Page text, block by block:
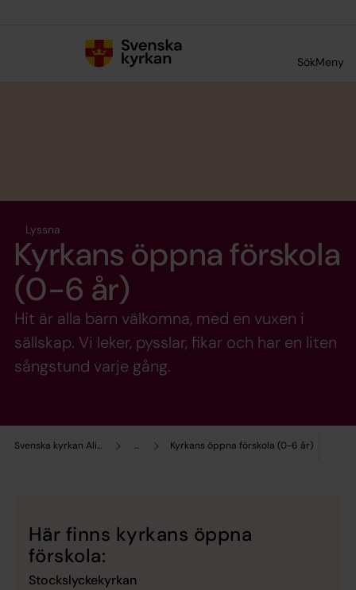
SökMeny
Svenska kyrkan Alingsås ... Kyrkans öppna förskola (0-6 år)
Lyssna
Kyrkans öppna förskola
(0-6 år)
Hit är alla barn välkomna, med en vuxen i
sällskap. Vi leker, pysslar, fikar och har en liten
sångstund varje gång.
Här finns kyrkans öppna
förskola:
Stockslyckekyrkan